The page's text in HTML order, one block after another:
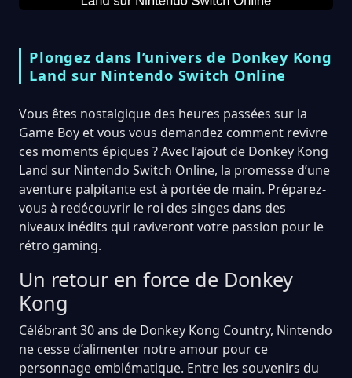
Plongez dans l’univers de Donkey Kong
Land sur Nintendo Switch Online
Vous êtes nostalgique des heures passées sur la
Game Boy et vous vous demandez comment revivre
ces moments épiques ? Avec l’ajout de Donkey Kong
Land sur Nintendo Switch Online, la promesse d’une
aventure palpitante est à portée de main. Préparez-
vous à redécouvrir le roi des singes dans des
niveaux inédits qui raviveront votre passion pour le
rétro gaming.
Un retour en force de Donkey
Kong
Célébrant 30 ans de Donkey Kong Country, Nintendo
ne cesse d’alimenter notre amour pour ce
personnage emblématique. Entre les souvenirs du